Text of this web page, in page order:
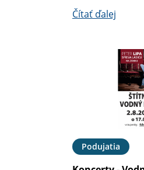
Čítať ďalej
Podujatia